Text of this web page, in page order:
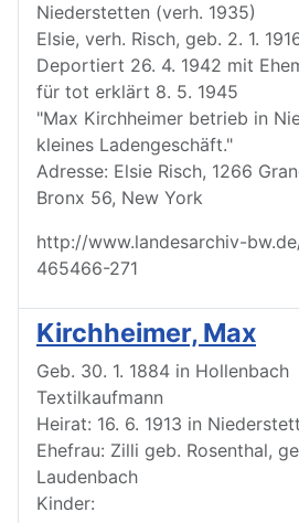
Niederstetten (verh. 1935)
Elsie, verh. Risch, geb. 2. 1.
Deportiert 26. 4. 1942 mit
für tot erklärt 8. 5. 1945
"Max Kirchheimer betrieb in
kleines Ladengeschäft."
Adresse: Elsie Risch, 1266
Bronx 56, New York
http://www.landesarchiv-
465466-271
Kirchheimer, Max
Geb. 30. 1. 1884 in Hollenbach
Textilkaufmann
Heirat: 16. 6. 1913 in
Ehefrau: Zilli geb. Rosenthal,
Laudenbach
Kinder: